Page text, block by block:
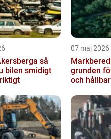
så
bilen smidigt
07 maj 2026
grunden
och hållbar